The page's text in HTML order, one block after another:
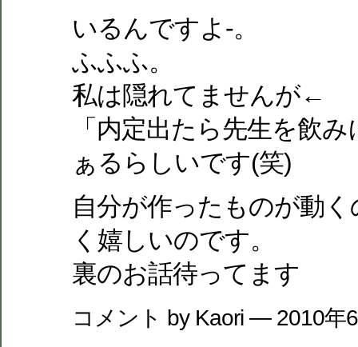
いるんですよ-。
ふふふ。
私は隠れてませんが←
「内定出たら先生を飲
ぁるらしいです(笑)
自分が作ったものが動
く嬉しいのです。
裏のお話待ってます
コメント by Kaori — 2010年